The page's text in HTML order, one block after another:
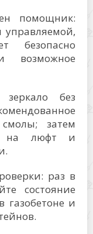
помощник:
управляемой,
безопасно
возможное
зеркало без
затем
на люфт и
раз в
состояние
газобетоне и